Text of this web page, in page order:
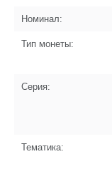
Номинал:
Тип монеты:
Серия:
Тематика: